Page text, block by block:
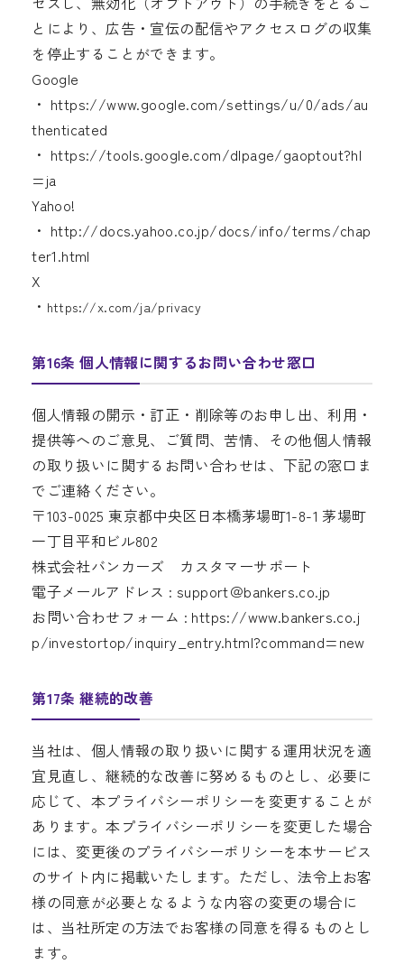
とにより、広告・宣伝の配信やアクセスログの収集
を停止することができます。
Google
・ https://www.google.com/settings/u/0/ads/au
thenticated
・ https://tools.google.com/dlpage/gaoptout?hl
=ja
Yahoo!
・ http://docs.yahoo.co.jp/docs/info/terms/chap
ter1.html
X
・ https://x.com/ja/privacy
第16条 個人情報に関するお問い合わせ窓口
個人情報の開示・訂正・削除等のお申し出、利用・
提供等へのご意見、ご質問、苦情、その他個人情報
の取り扱いに関するお問い合わせは、下記の窓口ま
でご連絡ください。
〒103-0025 東京都中央区日本橋茅場町1-8-1 茅場町
一丁目平和ビル802
株式会社バンカーズ カスタマーサポート
電子メールアドレス : support＠bankers.co.jp
お問い合わせフォーム : https://www.bankers.co.j
p/investortop/inquiry_entry.html?command=new
第17条 継続的改善
当社は、個人情報の取り扱いに関する運用状況を適
宜見直し、継続的な改善に努めるものとし、必要に
応じて、本プライバシーポリシーを変更することが
あります。本プライバシーポリシーを変更した場合
には、変更後のプライバシーポリシーを本サービス
のサイト内に掲載いたします。ただし、法令上お客
様の同意が必要となるような内容の変更の場合に
は、当社所定の方法でお客様の同意を得るものとし
ます。